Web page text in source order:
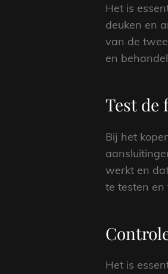
Het is
deuken en
van de
en
Test de
Bij het
werkt en
te testen
Het is